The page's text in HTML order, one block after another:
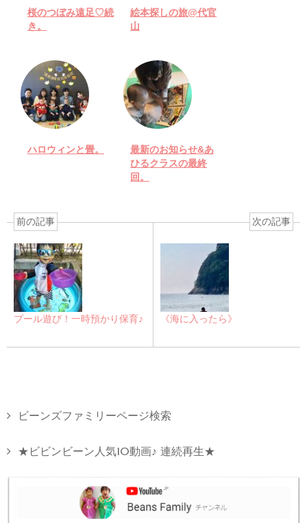
桜のつぼみ遠足♡続
き。
絵本探しの旅@代官
山
ハロウィンと畳。
最新のお知らせ&あ
ひるクラスの最終
回。
前の記事
プール遊び！一時預かり保育♪
次の記事
《海に入ったら》
ビーンズファミリーページ検索
★ビビンビーン人気10動画♪ 連続再生★